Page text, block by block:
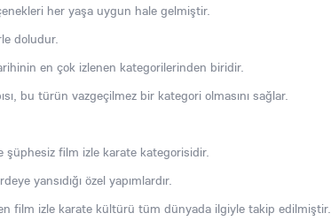
her yaşa uygun hale gelmiştir.
doludur.
en çok izlenen kategorilerinden biridir.
bu türün vazgeçilmez bir kategori olmasını sağlar.
film izle karate kategorisidir.
yansıdığı özel yapımlardır.
film izle karate kültürü tüm dünyada ilgiyle takip edilmiştir.